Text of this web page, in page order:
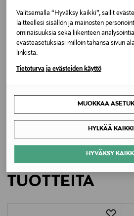
Valitsemalla “Hyväksy kaikki”, sallit
laitteellesi sisällön ja mainosten
ominaisuuksia sekä liikenteen
evästeasetuksiasi milloin tahansa sivun
linkistä.
Tietoturva ja evästeiden käyttö
MUOKKAA
HYLKÄÄ KAIKKI
HYVÄKSY
Väri
GOLDEN SAND
Valmistusmaa
Kiina
Valmistajan osoite
SAIL RACING
LISÄÄ
TUOTTEITA